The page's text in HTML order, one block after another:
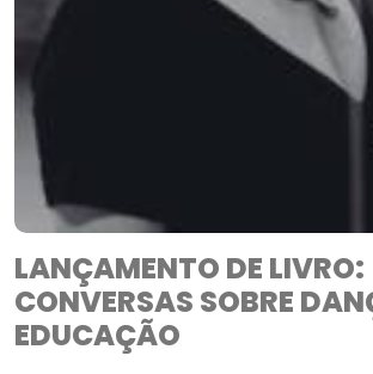
LANÇAMENTO DE LIVRO:
CONVERSAS SOBRE
EDUCAÇÃO